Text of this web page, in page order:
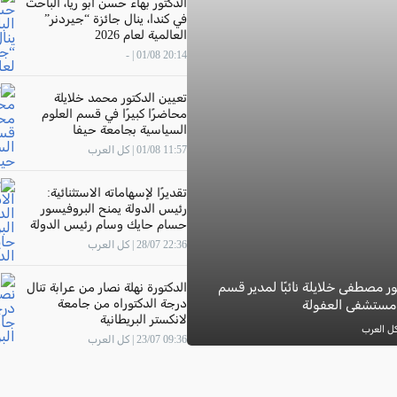
مصطفى خلايلة نائبًا لمدير قسم
مستشفى العفولة
في كندا، ينال جائزة “جيردنر”
العالمية لعام 2026
20:14 01/08 | -
تعيين الدكتور محمد خلايلة
محاضرًا كبيرًا في قسم العلوم
السياسية بجامعة حيفا
11:57 01/08 | كل العرب
تقديرًا لإسهاماته الاستثنائية:
رئيس الدولة يمنح البروفيسور
حسام حايك وسام رئيس الدولة
22:36 28/07 | كل العرب
الدكتورة نهلة نصار من عرابة تنال
درجة الدكتوراه من جامعة
لانكستر البريطانية
09:36 23/07 | كل العرب